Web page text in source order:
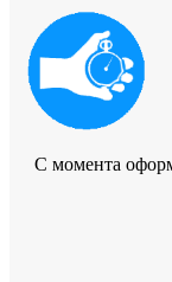
C момента